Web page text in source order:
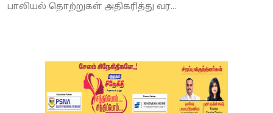
Weather
பாலியல் தொற்றுகள் அதிகரித்து வர...